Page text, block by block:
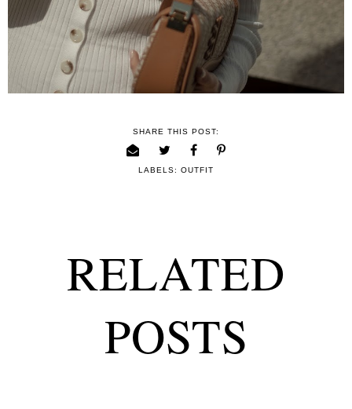
SHARE THIS POST:
LABELS: OUTFIT
RELATED
POSTS